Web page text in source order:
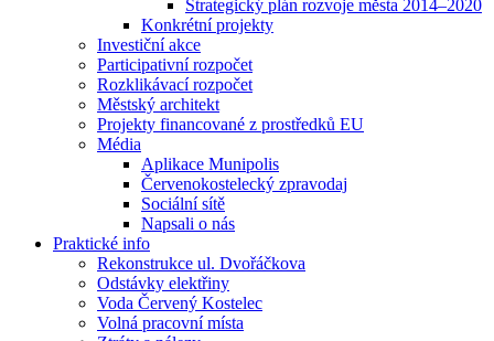
Strategický plán rozvoje města 2014–2020
Konkrétní projekty
Investiční akce
Participativní rozpočet
Rozklikávací rozpočet
Městský architekt
Projekty financované z prostředků EU
Média
Aplikace Munipolis
Červenokostelecký zpravodaj
Sociální sítě
Napsali o nás
Praktické info
Rekonstrukce ul. Dvořáčkova
Odstávky elektřiny
Voda Červený Kostelec
Volná pracovní místa